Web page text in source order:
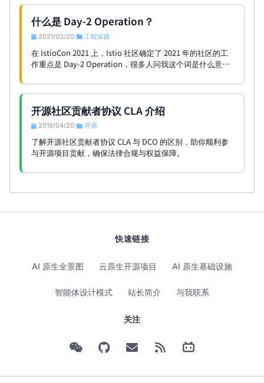
什么是 Day-2 Operation？
2021/03/20• 工程实践
在 IstioCon 2021 上，Istio 社区确定了 2021 年的社区的工
作重点是 Day-2 Operation，很多人问我这个词是什么意
上找到了一些解释，我发现大部分文章的源头都指向了这篇
Defining Day-2 Operations。因此，在此我将问翻译一下，
同时再加上一些我自己的见解。
开源社区贡献者协议 CLA 介绍
2019/04/20• 开源
了解开源社区贡献者协议 CLA 与 DCO 的区别，助你顺利参
与开源项目贡献，确保法律合规与权益保障。
快速链接
AI 原生全景图 云原生开源项目 AI 原生基础设施
智能体设计模式 站长简介 与我联系
关注